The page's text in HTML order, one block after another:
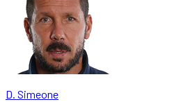
D. Simeone